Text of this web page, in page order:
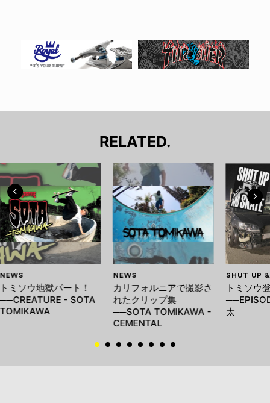
RELATED.
NEWS
トミソウ地獄パート！
──CREATURE - SOTA
TOMIKAWA
NEWS
カリフォルニアで撮影さ
れたクリップ集
──SOTA TOMIKAWA -
CEMENTAL
SHUT UP
トミソウ
太